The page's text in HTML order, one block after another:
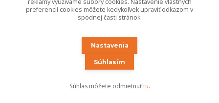
Plne aklimatizované exotické aj vzácne rastliny
predávame len to, čo rastie ďalej
Odoberaj zelené správy 🌱
novinkám z Kvetárne. Odhlásiť sa môžeš kedykoľvek.
preferencií cookies môžete kedykoľvek upraviť odkazom v
spodnej časti stránok.
Nastavenia
Súhlasím
Súhlas môžete odmietnuťtu.